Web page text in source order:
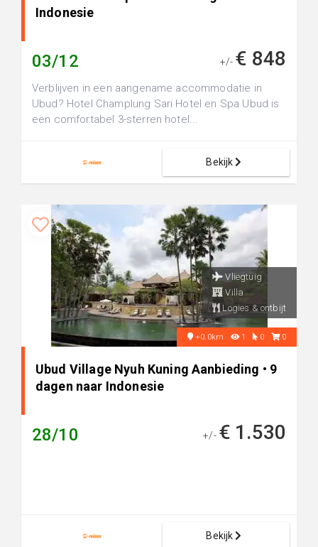
Indonesie
03/12 +/- € 848
Verblijven in een aangename accommodatie in
Ubud? Hotel Champlung Sari Hotel en Spa Ubud is
een comfortabel 3-sterren hotel...
Bekijk
Vliegtuig
Villa
Logies & ontbijt
+0.0km 1 0 0
Ubud Village Nyuh Kuning Aanbieding • 9
dagen naar Indonesie
28/10 +/- € 1.530
Bekijk